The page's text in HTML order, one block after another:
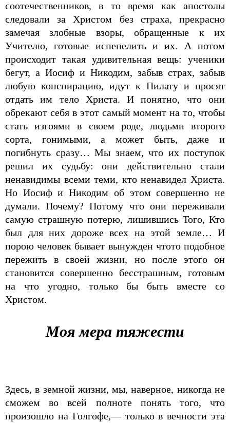
соотечественников, в то время как апостолы
следовали за Христом без страха, прекрасно
замечая злобные взоры, обращенные к их
Учителю, готовые испепелить и их. А потом
происходит такая удивительная вещь: ученики
бегут, а Иосиф и Никодим, забыв страх, забыв
любую конспирацию, идут к Пилату и просят
отдать им тело Христа. И понятно, что они
обрекают себя в этот самый момент на то, чтобы
стать изгоями в своем роде, людьми второго
сорта, гонимыми, а может быть, даже и
погибнуть сразу… Мы знаем, что их поступок
решил их судьбу: они действительно стали
ненавидимы всеми теми, кто ненавидел Христа.
Но Иосиф и Никодим об этом совершенно не
думали. Почему? Потому что они переживали
самую страшную потерю, лишившись Того, Кто
был для них дороже всех на этой земле… И
порою человек бывает вынужден что­то подобное
пережить в своей жизни, но после этого он
становится совершенно бесстрашным, готовым
на что угодно, только бы быть вместе со
Христом.
Моя мера тяжести
Здесь, в земной жизни, мы, наверное, никогда не
сможем во всей полноте понять того, что
произошло на Голгофе,— только в вечности эта